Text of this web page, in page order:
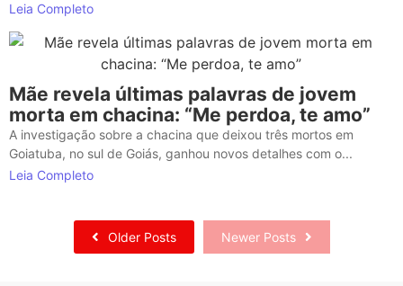
Leia Completo
Mãe revela últimas palavras de jovem
morta em chacina: “Me perdoa, te amo”
A investigação sobre a chacina que deixou três mortos em
Goiatuba, no sul de Goiás, ganhou novos detalhes com o...
Leia Completo
Older Posts Newer Posts